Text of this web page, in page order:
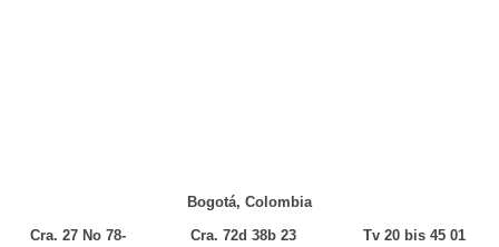
Bogotá, Colombia
Cra. 27 No 78-
Cra. 72d 38b 23
Tv 20 bis 45 01